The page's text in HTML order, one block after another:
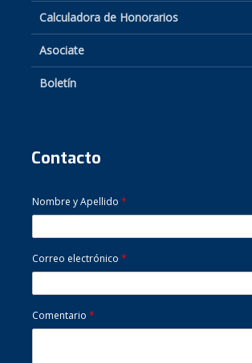
Calculadora de Honorarios
Asociate
Boletín
Contacto
Nombre y Apellido *
Correo electrónico *
Comentario *